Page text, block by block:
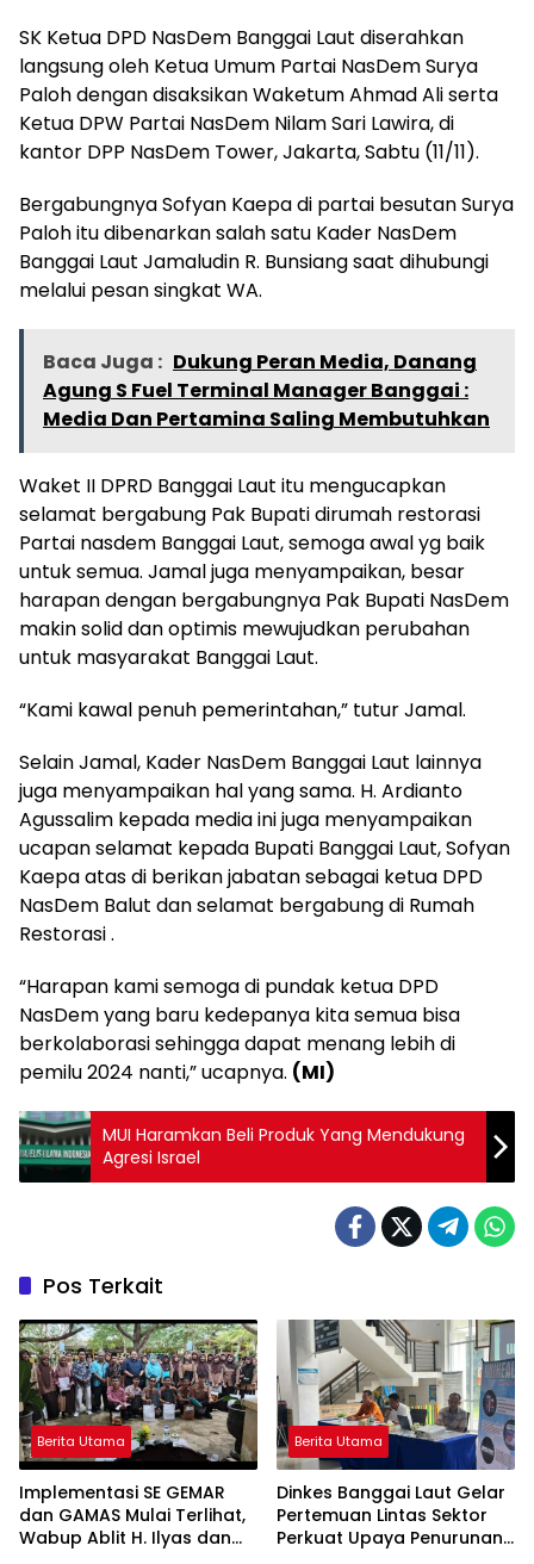
SK Ketua DPD NasDem Banggai Laut diserahkan
langsung oleh Ketua Umum Partai NasDem Surya
Paloh dengan disaksikan Waketum Ahmad Ali serta
Ketua DPW Partai NasDem Nilam Sari Lawira, di
kantor DPP NasDem Tower, Jakarta, Sabtu (11/11).
Bergabungnya Sofyan Kaepa di partai besutan Surya
Paloh itu dibenarkan salah satu Kader NasDem
Banggai Laut Jamaludin R. Bunsiang saat dihubungi
melalui pesan singkat WA.
Baca Juga : Dukung Peran Media, Danang
Agung S Fuel Terminal Manager Banggai :
Media Dan Pertamina Saling Membutuhkan
Waket II DPRD Banggai Laut itu mengucapkan
selamat bergabung Pak Bupati dirumah restorasi
Partai nasdem Banggai Laut, semoga awal yg baik
untuk semua. Jamal juga menyampaikan, besar
harapan dengan bergabungnya Pak Bupati NasDem
makin solid dan optimis mewujudkan perubahan
untuk masyarakat Banggai Laut.
“Kami kawal penuh pemerintahan,” tutur Jamal.
Selain Jamal, Kader NasDem Banggai Laut lainnya
juga menyampaikan hal yang sama. H. Ardianto
Agussalim kepada media ini juga menyampaikan
ucapan selamat kepada Bupati Banggai Laut, Sofyan
Kaepa atas di berikan jabatan sebagai ketua DPD
NasDem Balut dan selamat bergabung di Rumah
Restorasi .
“Harapan kami semoga di pundak ketua DPD
NasDem yang baru kedepanya kita semua bisa
berkolaborasi sehingga dapat menang lebih di
pemilu 2024 nanti,” ucapnya. (MI)
MUI Haramkan Beli Produk Yang Mendukung
Agresi Israel
Pos Terkait
Berita Utama
Implementasi SE GEMAR
dan GAMAS Mulai Terlihat,
Wabup Ablit H. Ilyas dan
Berita Utama
Dinkes Banggai Laut Gelar
Pertemuan Lintas Sektor
Perkuat Upaya Penurunan